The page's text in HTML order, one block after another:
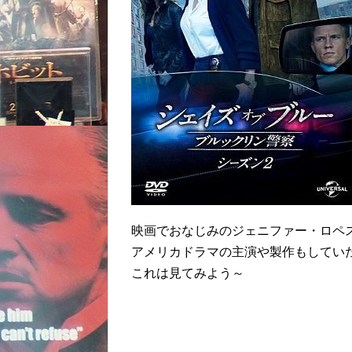
映画でおなじみのジェニファー・ロペ
アメリカドラマの主演や製作もしてい
これは見てみよう～